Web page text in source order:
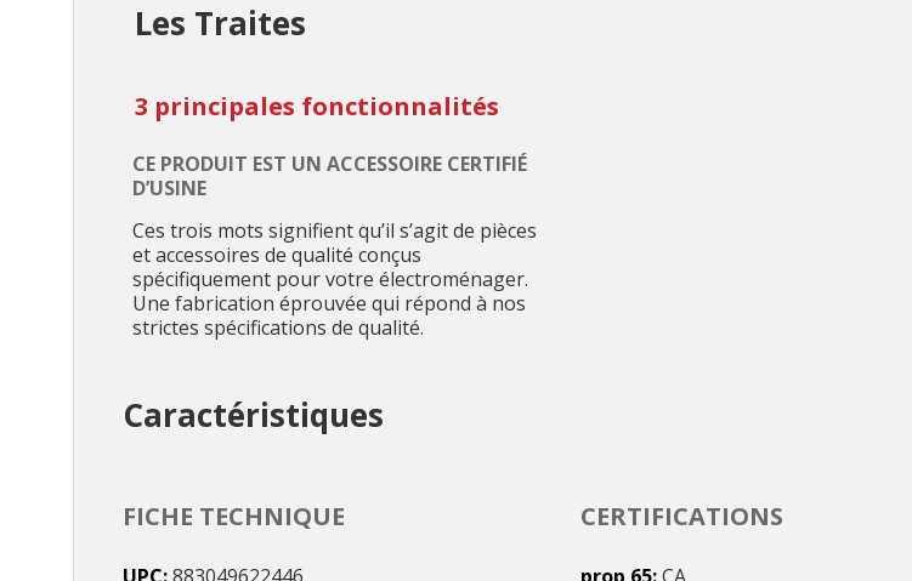
Les Traites
3 principales fonctionnalités
CE PRODUIT EST UN ACCESSOIRE CERTIFIÉ
D’USINE
Ces trois mots signifient qu’il s’agit de pièces
et accessoires de qualité conçus
spécifiquement pour votre électroménager.
Une fabrication éprouvée qui répond à nos
strictes spécifications de qualité.
Caractéristiques
FICHE TECHNIQUE CERTIFICATIONS